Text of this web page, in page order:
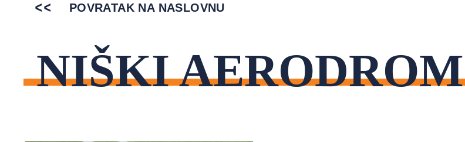
POVRATAK NA NASLOVNU
NIŠKI AERODROM